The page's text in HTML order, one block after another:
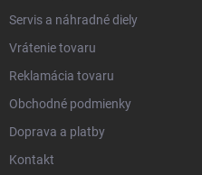
Servis a náhradné diely
Vrátenie tovaru
Reklamácia tovaru
Obchodné podmienky
Doprava a platby
Kontakt